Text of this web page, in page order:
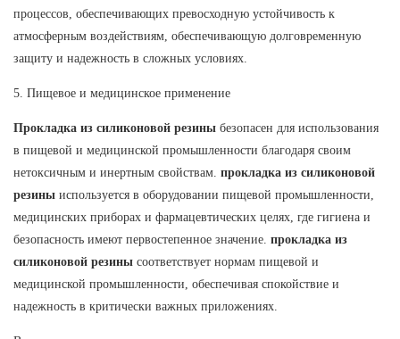
процессов, обеспечивающих превосходную устойчивость к
атмосферным воздействиям, обеспечивающую долговременную
защиту и надежность в сложных условиях.
5. Пищевое и медицинское применение
Прокладка из силиконовой резины безопасен для использования
в пищевой и медицинской промышленности благодаря своим
нетоксичным и инертным свойствам. прокладка из силиконовой
резины используется в оборудовании пищевой промышленности,
медицинских приборах и фармацевтических целях, где гигиена и
безопасность имеют первостепенное значение. прокладка из
силиконовой резины соответствует нормам пищевой и
медицинской промышленности, обеспечивая спокойствие и
надежность в критически важных приложениях.